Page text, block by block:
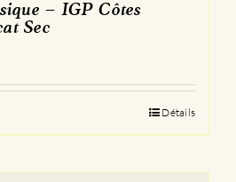
– IGP Côtes
Sec
Détails